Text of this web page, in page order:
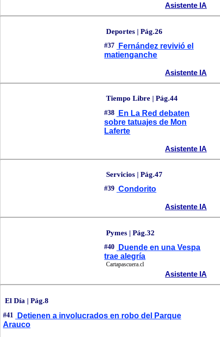
Asistente IA
Deportes | Pág.26
#37
Fernández revivió el
matienganche
Asistente IA
Tiempo Libre | Pág.44
#38
En La Red debaten
sobre tatuajes de Mon
Laferte
Asistente IA
Servicios | Pág.47
#39 Condorito
Asistente IA
Pymes | Pág.32
#40
Duende en una Vespa
trae alegría
Cartapascuera.cl
Asistente IA
El Día | Pág.8
#41
Detienen a involucrados en robo del Parque
Arauco